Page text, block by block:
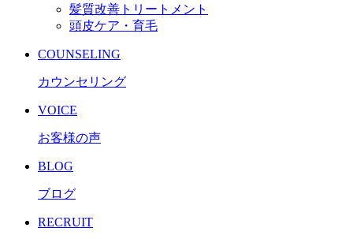
髪質改善トリートメント
頭皮ケア・育毛
COUNSELING
カウンセリング
VOICE
お客様の声
BLOG
ブログ
RECRUIT